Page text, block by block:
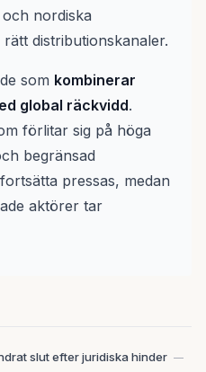
nordiska
distributionskanaler.
som kombinerar
global räckvidd.
förlitar sig på höga
begränsad
pressas, medan
aktörer tar
slut efter juridiska hinder —